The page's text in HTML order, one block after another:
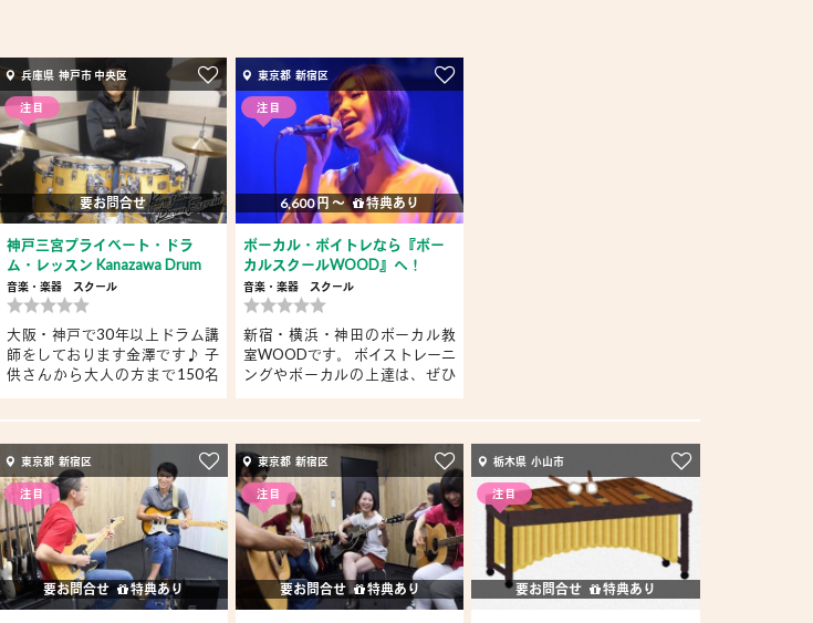
注目
兵庫県 神戸市 中央区
要お問合せ
神戸三宮プライベート・ドラ
ム・レッスン Kanazawa Drum
Exer...
音楽・楽器 スクール
大阪・神戸で30年以上ドラム講
師をしております金澤です♪ 子
供さんから大人の方まで150名
注目
東京都 新宿区
6,600 円 〜 特典あり
ボーカル・ボイトレなら『ボー
カルスクールWOOD』へ！
音楽・楽器 スクール
新宿・横浜・神田のボーカル教
室WOODです。 ボイストレーニ
ングやボーカルの上達は、ぜひ
注目
東京都 新宿区
要お問合せ 特典あり
注目
東京都 新宿区
要お問合せ 特典あり
注目
栃木県 小山市
要お問合せ 特典あり